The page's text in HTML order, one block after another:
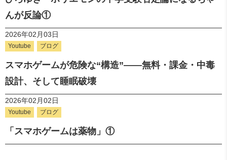
んが反論①
2026年02月03日
Youtube ブログ
スマホゲームが危険な“構造”――無料・課金・中毒
設計、そして睡眠破壊
2026年02月02日
Youtube ブログ
「スマホゲームは薬物」①